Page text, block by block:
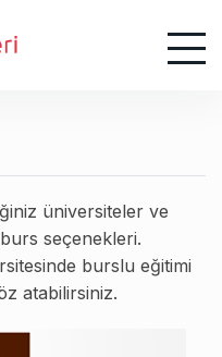
üniversiteler ve
seçenekleri.
burslu eğitimi
atabilirsiniz.